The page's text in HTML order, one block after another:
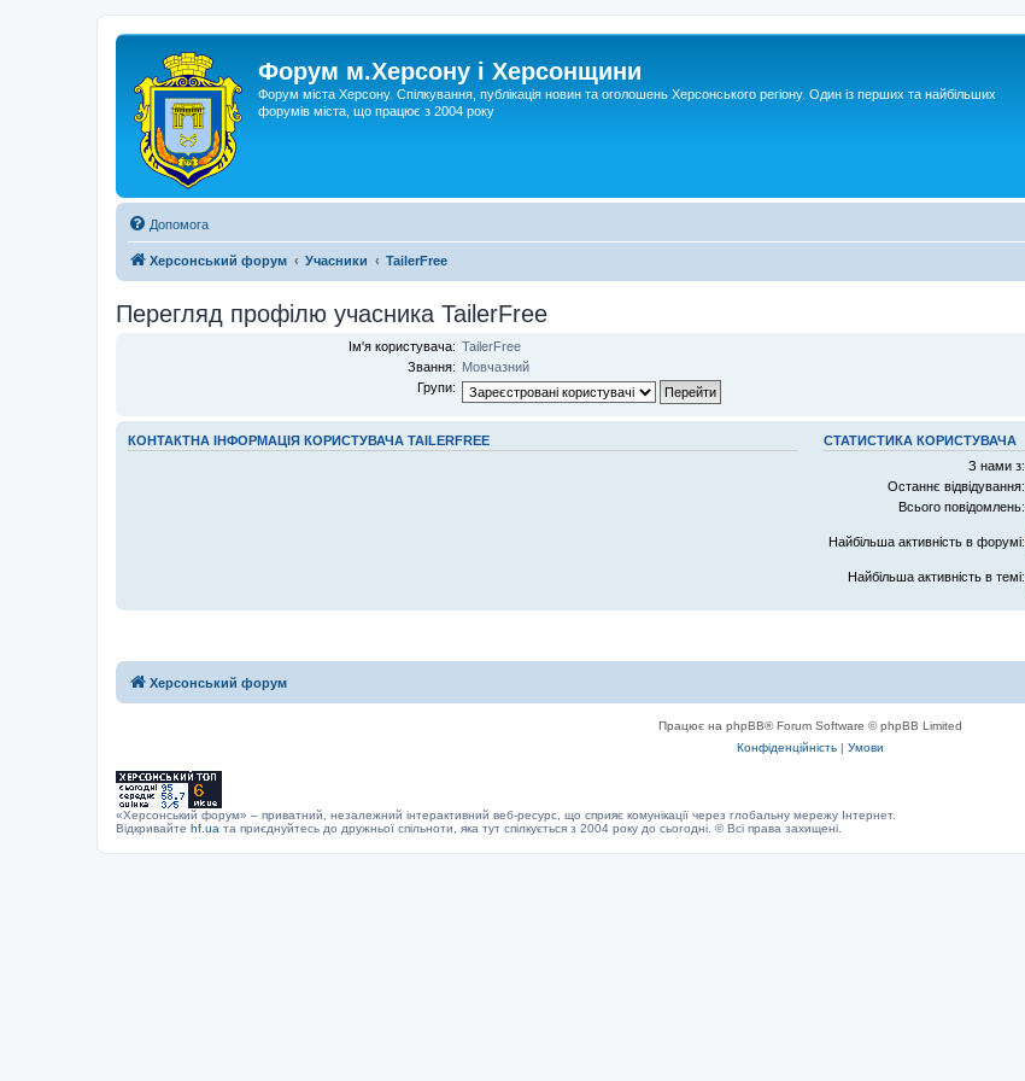
Форум м.Херсону і Херсонщини
Форум міста Херсону. Спілкування, публікація новин та оголошень Херсонського регіону. Один із перших та найбільших
форумів міста, що працює з 2004 року
Допомога
Херсонський форум Учасники TailerFree
Перегляд профілю учасника TailerFree
Ім'я користувача: TailerFree
Звання: Мовчазний
Групи:
КОНТАКТНА ІНФОРМАЦІЯ КОРИСТУВАЧА TAILERFREE
СТАТИСТИКА КОРИСТУВАЧА
З нами з:
Останнє відвідування:
Всього повідомлень:
Найбільша активність в форумі:
Найбільша активність в темі:
Херсонський форум
Працює на phpBB® Forum Software © phpBB Limited
Конфіденційність | Умови
«Херсонський форум» – приватний, незалежний інтерактивний веб-ресурс, що сприяє комунікації через глобальну мережу Інтернет.
Відкривайте hf.ua та приєднуйтесь до дружньої спільноти, яка тут спілкується з 2004 року до сьогодні. © Всі права захищені.